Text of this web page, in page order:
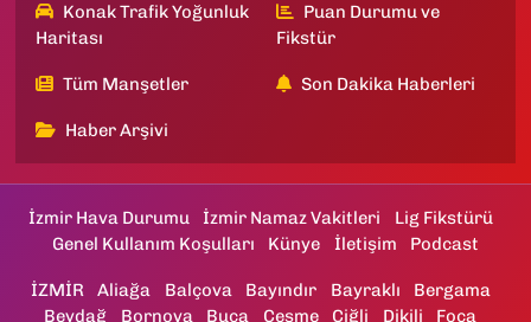
Konak Trafik Yoğunluk
Haritası
Puan Durumu ve
Fikstür
Tüm Manşetler Son Dakika Haberleri
Haber Arşivi
İzmir Hava Durumu İzmir Namaz Vakitleri
Lig Fikstürü
Genel Kullanım Koşulları
Künye İletişim Podcast
İZMİR Aliağa Balçova Bayındır Bayraklı
Bergama
Beydağ
Bornova Buca Çeşme Çiğli Dikili Foça